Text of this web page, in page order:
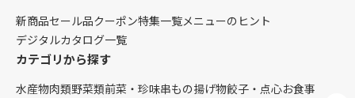
新商品セール品クーポン特集一覧メニューのヒント
デジタルカタログ一覧
カテゴリから探す
水産物肉類野菜類前菜・珍味串もの揚げ物餃子・点心お食事